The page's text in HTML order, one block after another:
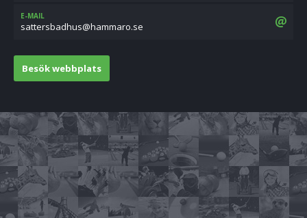
E-MAIL
es.orammah@suhdabsrettas
Besök webbplats